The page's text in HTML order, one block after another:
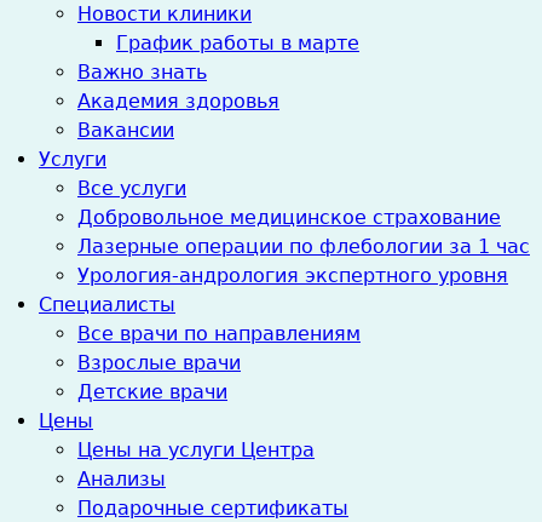
Новости клиники
График работы в марте
Важно знать
Академия здоровья
Вакансии
Услуги
Все услуги
Добровольное медицинское страхование
Лазерные операции по флебологии за 1 час
Урология-андрология экспертного уровня
Специалисты
Все врачи по направлениям
Взрослые врачи
Детские врачи
Цены
Цены на услуги Центра
Анализы
Подарочные сертификаты